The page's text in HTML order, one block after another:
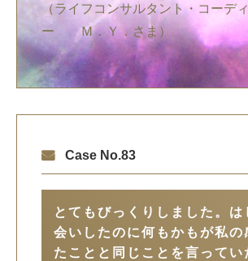
（ライフコンサルタント・コーデ
ー Ｍ．Ｙ．さま）
Case No.83
とてもびっくりしました。は
会いしたのに何もかもが私の
たことと同じことを言ってい